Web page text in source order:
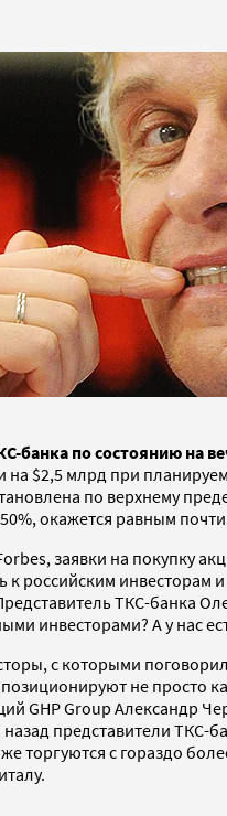
банка по состоянию на
на $2,5 млрд при
по верхнему
окажется равным
заявки на покупку
российским инвесторам
ТКС-банка
инвесторами? А у нас
с которыми
позиционируют не просто
GHP Group Александр
представители
торгуются с гораздо